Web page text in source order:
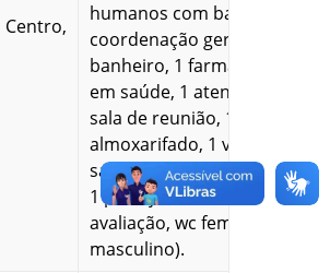
Centro,
humanos com banheiro, 1
coordenação geral com
banheiro, 1 farmácia
em saúde, 1 atenção à
sala de reunião, 1 copa/
almoxarifado, 1 vigilância em
saúde, 1 informações em
1 planejamento/controle e
avaliação, wc feminino, wc
masculino).